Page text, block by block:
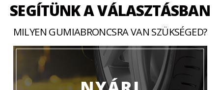
SEGÍTÜNK A VÁLASZTÁSBAN
MILYEN GUMIABRONCSRA VAN SZÜKSÉGED?